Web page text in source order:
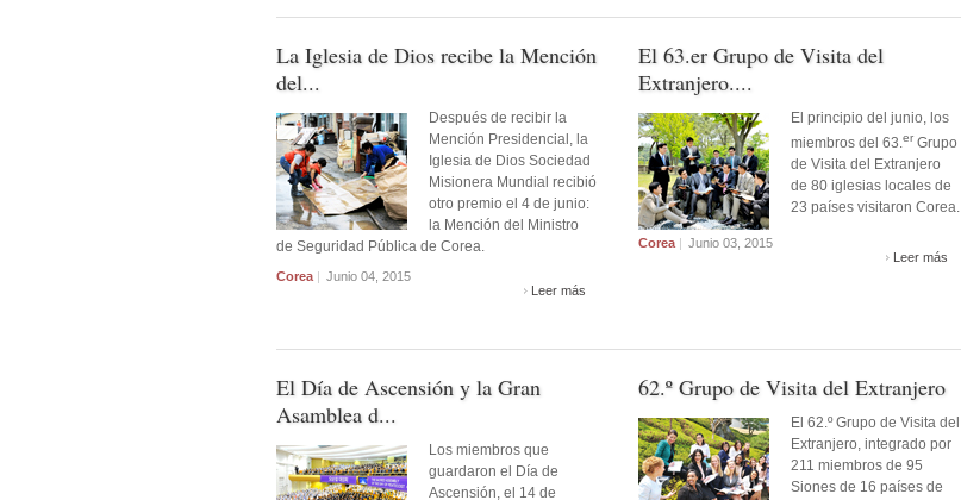
La Iglesia de Dios recibe la Mención
del...
Después de recibir la
Mención Presidencial, la
Iglesia de Dios Sociedad
Misionera Mundial recibió
otro premio el 4 de junio:
la Mención del Ministro
de Seguridad Pública de Corea.
Corea | ​​Junio 04, 2015
Leer más
El 63.er Grupo de Visita del
Extranjero....
El principio del junio, los
miembros del 63.er Grupo
de Visita del Extranjero
de 80 iglesias locales de
23 países visitaron Corea.
Corea | ​​Junio 03, 2015
Leer más
El Día de Ascensión y la Gran
Asamblea d...
Los miembros que
guardaron el Día de
Ascensión, el 14 de
62.º Grupo de Visita del Extranjero
El 62.º Grupo de Visita del
Extranjero, integrado por
211 miembros de 95
Siones de 16 países de